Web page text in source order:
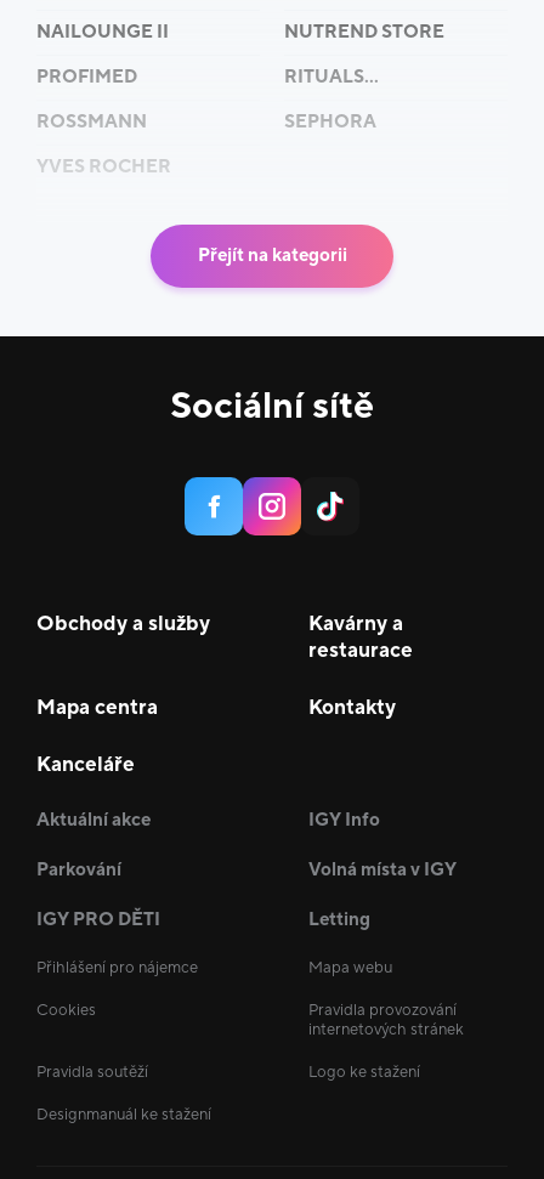
NAILOUNGE II
NUTREND STORE
PROFIMED
RITUALS...
ROSSMANN
SEPHORA
YVES ROCHER
Přejít na kategorii
Sociální sítě
Obchody a služby
Kavárny a
restaurace
Mapa centra Kontakty
Kanceláře
Aktuální akce IGY Info
Parkování Volná místa v IGY
IGY PRO DĚTI Letting
Přihlášení pro nájemce Mapa webu
Cookies
Pravidla provozování
internetových stránek
Pravidla soutěží Logo ke stažení
Designmanuál ke stažení